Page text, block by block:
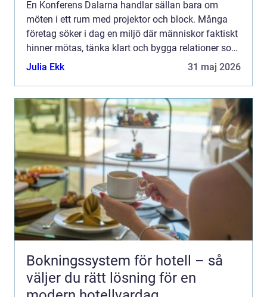
En Konferens Dalarna handlar sällan bara om
möten i ett rum med projektor och block. Många
företag söker i dag en miljö där människor faktiskt
hinner mötas, tänka klart och bygga relationer som
håller längre än själva konferensen. Dalarna
Julia Ekk 31 maj 2026
Bokningssystem för hotell – så
väljer du rätt lösning för en